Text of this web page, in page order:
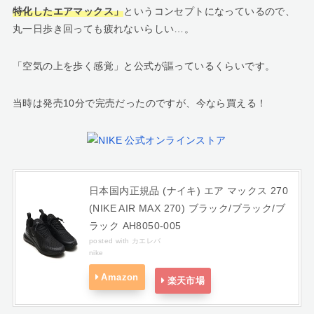
特化したエアマックス」というコンセプトになっているので、
丸一日歩き回っても疲れないらしい…。
「空気の上を歩く感覚」と公式が謳っているくらいです。
当時は発売10分で完売だったのですが、今なら買える！
日本国内正規品 (ナイキ) エア マックス 270
(NIKE AIR MAX 270) ブラック/ブラック/ブ
ラック AH8050-005
posted with カエレバ
nike
Amazon 楽天市場